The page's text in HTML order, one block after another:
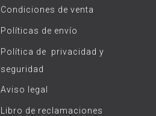
Condiciones de venta
Políticas de envío
Política de privacidad y
seguridad
Aviso legal
Libro de reclamaciones